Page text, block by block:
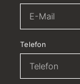
Telefon